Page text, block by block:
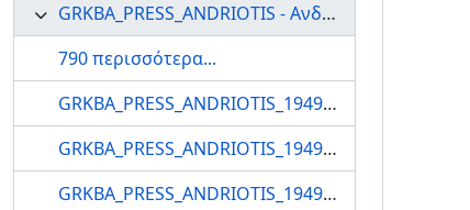
GRKBA_PRESS_ANDRIOTIS - Ανδριώτης
790 περισσότερα...
GRKBA_PRESS_ANDRIOTIS_1949_783 - Ανδριώτης
GRKBA_PRESS_ANDRIOTIS_1949_784 - Ανδριώτης
GRKBA_PRESS_ANDRIOTIS_1949_785 - Ανδριώτης